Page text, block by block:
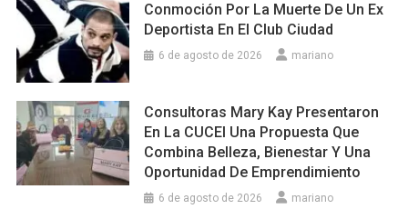
Conmoción Por La Muerte De Un Ex
Deportista En El Club Ciudad
6 de agosto de 2026 mariano
Consultoras Mary Kay Presentaron
En La CUCEI Una Propuesta Que
Combina Belleza, Bienestar Y Una
Oportunidad De Emprendimiento
6 de agosto de 2026 mariano